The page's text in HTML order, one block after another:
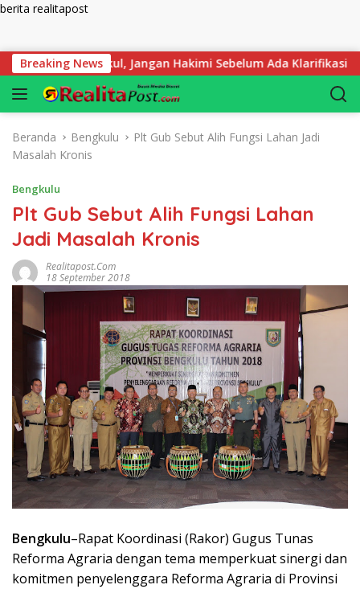
berita realitapost
Breaking News
Terpukul, Jangan Hakimi Sebelum Ada Klarifikasi
Beranda Bengkulu
Plt Gub Sebut Alih Fungsi Lahan Jadi
Masalah Kronis
Bengkulu
Plt Gub Sebut Alih Fungsi Lahan
Jadi Masalah Kronis
Realitapost.com
18 September 2018
Bengkulu–Rapat Koordinasi (Rakor) Gugus Tunas
Reforma Agraria dengan tema memperkuat sinergi dan
komitmen penyelenggara Reforma Agraria di Provinsi